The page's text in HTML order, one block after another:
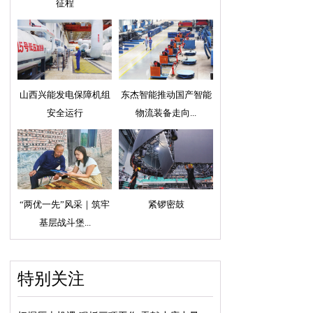
征程
山西兴能发电保障机组
安全运行
东杰智能推动国产智能
物流装备走向...
“两优一先”风采｜筑牢
基层战斗堡...
紧锣密鼓
特别关注